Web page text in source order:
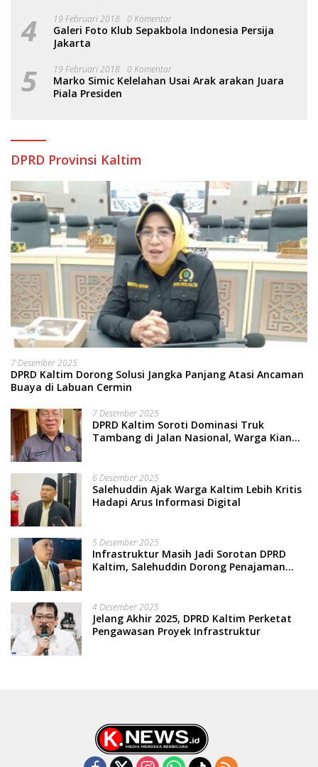
4 19 Februari 2018 0 Komentar
Galeri Foto Klub Sepakbola Indonesia Persija
Jakarta
5 19 Februari 2018 0 Komentar
Marko Simic Kelelahan Usai Arak arakan Juara
Piala Presiden
DPRD Provinsi Kaltim
7 Desember 2025
DPRD Kaltim Dorong Solusi Jangka Panjang Atasi Ancaman
Buaya di Labuan Cermin
7 Desember 2025
DPRD Kaltim Soroti Dominasi Truk
Tambang di Jalan Nasional, Warga Kian
6 Desember 2025
Salehuddin Ajak Warga Kaltim Lebih Kritis
Hadapi Arus Informasi Digital
5 Desember 2025
Infrastruktur Masih Jadi Sorotan DPRD
Kaltim, Salehuddin Dorong Penajaman
4 Desember 2025
Jelang Akhir 2025, DPRD Kaltim Perketat
Pengawasan Proyek Infrastruktur